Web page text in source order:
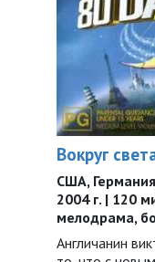
Вокруг
США,
2004 г. | 120
мелодрама,
Англичанин